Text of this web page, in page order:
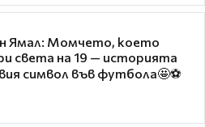
Ямал: Момчето, което
света на 19 — историята
символ във футбола🤩⚽